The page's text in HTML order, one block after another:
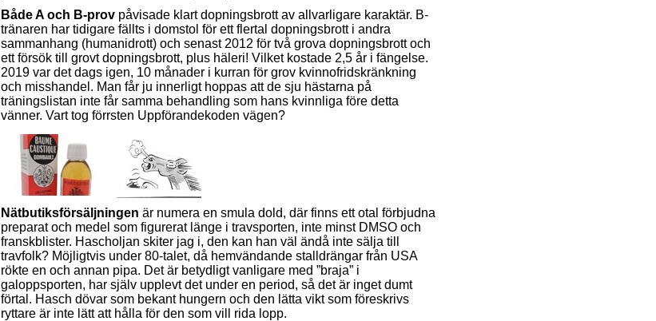
Både A och B-prov påvisade klart dopningsbrott av allvarligare karaktär. B-
tränaren har tidigare fällts i domstol för ett flertal dopningsbrott i andra
sammanhang (humanidrott) och senast 2012 för två grova dopningsbrott och
ett försök till grovt dopningsbrott, plus häleri! Vilket kostade 2,5 år i fängelse.
2019 var det dags igen, 10 månader i kurran för grov kvinnofridskränkning
och misshandel. Man får ju innerligt hoppas att de sju hästarna på
träningslistan inte får samma behandling som hans kvinnliga före detta
vänner. Vart tog förrsten Uppförandekoden vägen?
Nätbutiksförsäljningen är numera en smula dold, där finns ett otal förbjudna
preparat och medel som figurerat länge i travsporten, inte minst DMSO och
franskblister. Hascholjan skiter jag i, den kan han väl ändå inte sälja till
travfolk? Möjligtvis under 80-talet, då hemvändande stalldrängar från USA
rökte en och annan pipa. Det är betydligt vanligare med ”braja” i
galoppsporten, har själv upplevt det under en period, så det är inget dumt
förtal. Hasch dövar som bekant hungern och den lätta vikt som föreskrivs
ryttare är inte lätt att hålla för den som vill rida lopp.